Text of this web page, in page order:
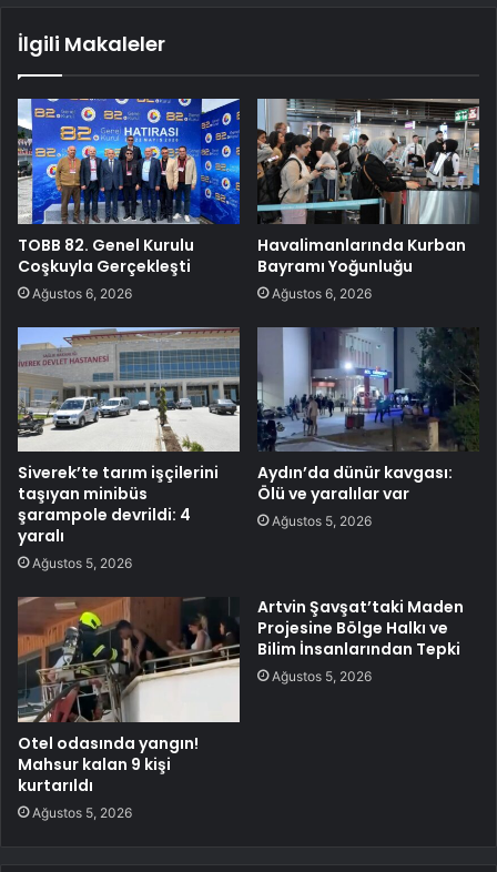
İlgili Makaleler
TOBB 82. Genel Kurulu
Coşkuyla Gerçekleşti
Ağustos 6, 2026
Havalimanlarında Kurban
Bayramı Yoğunluğu
Ağustos 6, 2026
Siverek’te tarım işçilerini
taşıyan minibüs
şarampole devrildi: 4
yaralı
Ağustos 5, 2026
Aydın’da dünür kavgası:
Ölü ve yaralılar var
Ağustos 5, 2026
Otel odasında yangın!
Mahsur kalan 9 kişi
kurtarıldı
Ağustos 5, 2026
Artvin Şavşat’taki Maden
Projesine Bölge Halkı ve
Bilim İnsanlarından Tepki
Ağustos 5, 2026